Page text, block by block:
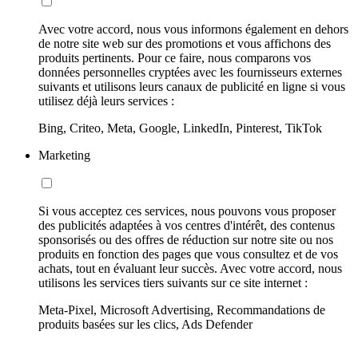
Avec votre accord, nous vous informons également en dehors
de notre site web sur des promotions et vous affichons des
produits pertinents. Pour ce faire, nous comparons vos
données personnelles cryptées avec les fournisseurs externes
suivants et utilisons leurs canaux de publicité en ligne si vous
utilisez déjà leurs services :
Bing, Criteo, Meta, Google, LinkedIn, Pinterest, TikTok
Marketing
Si vous acceptez ces services, nous pouvons vous proposer
des publicités adaptées à vos centres d'intérêt, des contenus
sponsorisés ou des offres de réduction sur notre site ou nos
produits en fonction des pages que vous consultez et de vos
achats, tout en évaluant leur succès. Avec votre accord, nous
utilisons les services tiers suivants sur ce site internet :
Meta-Pixel, Microsoft Advertising, Recommandations de
produits basées sur les clics, Ads Defender